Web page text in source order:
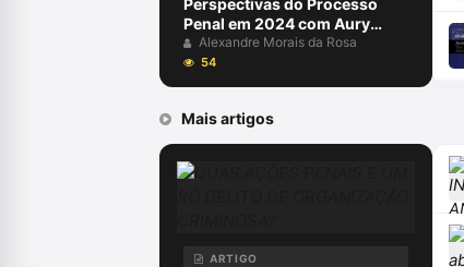
Perspectivas do Processo
Penal em 2024 com Aury
Lopes Jr e Alexandre Morais
da Rosa
Alexandre Morais da Rosa
54
Mais artigos
ARTIGO